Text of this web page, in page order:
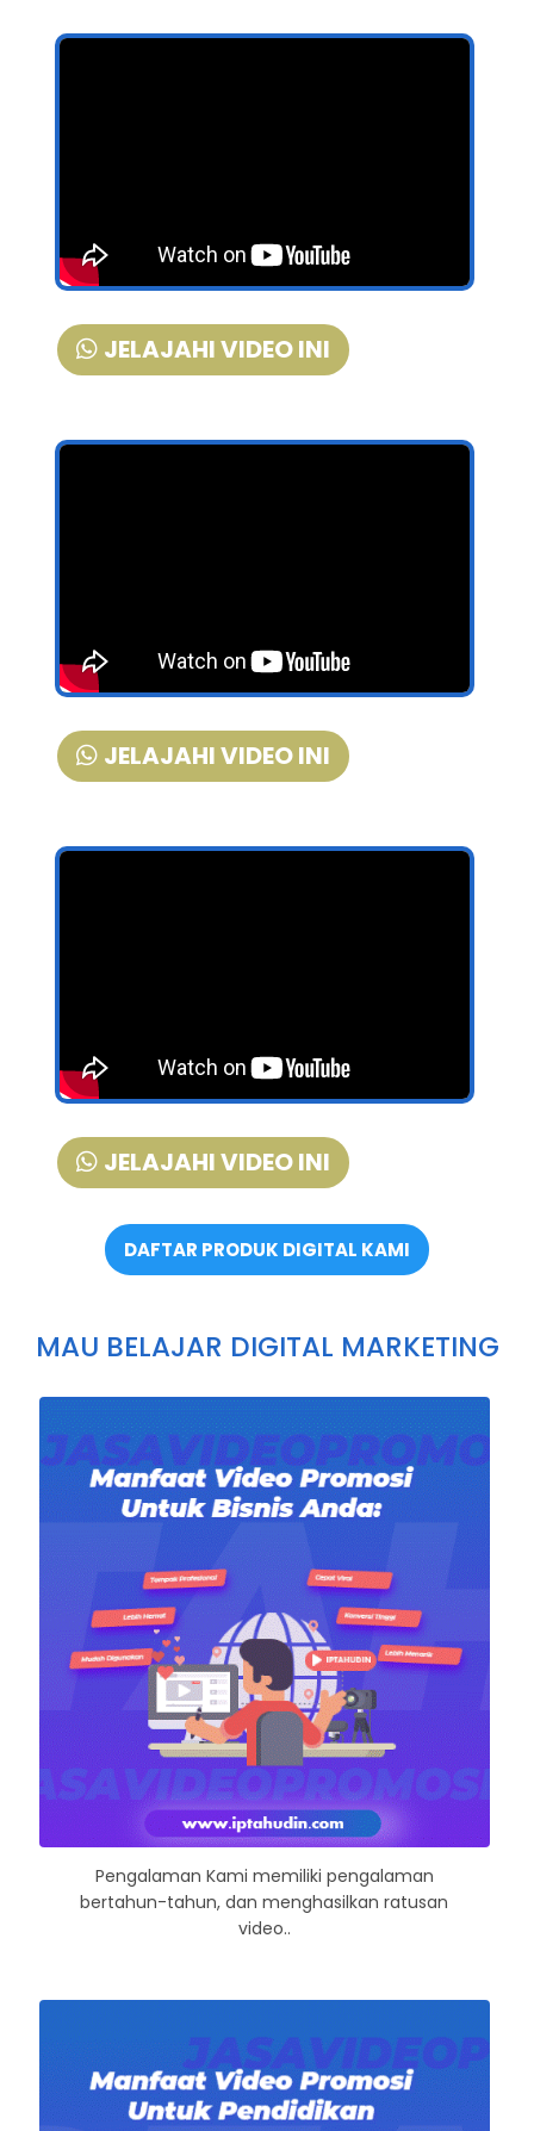
JELAJAHI VIDEO INI
JELAJAHI VIDEO INI
JELAJAHI VIDEO INI
DAFTAR PRODUK DIGITAL KAMI
MAU BELAJAR DIGITAL MARKETING
Pengalaman Kami memiliki pengalaman
bertahun-tahun, dan menghasilkan ratusan
video..